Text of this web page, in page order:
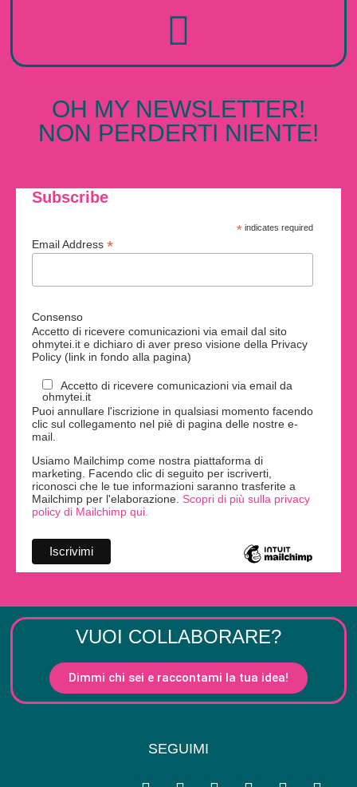
OH MY NEWSLETTER!
NON PERDERTI NIENTE!
Subscribe
* indicates required
Email Address *
Consenso
Accetto di ricevere comunicazioni via email dal sito
ohmytei.it e dichiaro di aver preso visione della Privacy
Policy (link in fondo alla pagina)
Accetto di ricevere comunicazioni via email da
ohmytei.it
Puoi annullare l'iscrizione in qualsiasi momento facendo
clic sul collegamento nel piè di pagina delle nostre e-
mail.
Usiamo Mailchimp come nostra piattaforma di
marketing. Facendo clic di seguito per iscriverti,
riconosci che le tue informazioni saranno trasferite a
Mailchimp per l'elaborazione. Scopri di più sulla privacy
policy di Mailchimp qui.
VUOI COLLABORARE?
Dimmi chi sei e raccontami la tua idea!
SEGUIMI